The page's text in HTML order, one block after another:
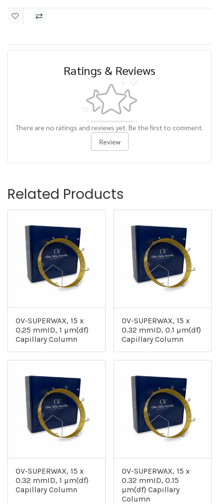
Ratings & Reviews
There are no ratings and reviews yet. Be the first to comment.
Review
Related Products
OV-SUPERWAX, 15 x
0.25 mmID, 1 µm(df)
Capillary Column
OV-SUPERWAX, 15 x
0.32 mmID, 0.1 µm(df)
Capillary Column
OV-SUPERWAX, 15 x
0.32 mmID, 1 µm(df)
Capillary Column
OV-SUPERWAX, 15 x
0.32 mmID, 0.15
µm(df) Capillary
Column